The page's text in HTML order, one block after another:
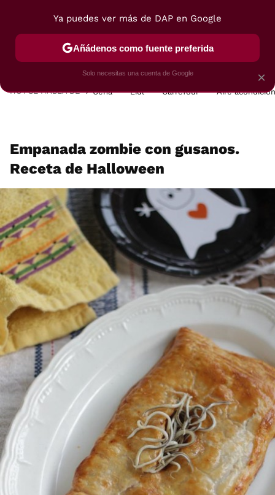
POSTRES VIAJES SELECCIÓN VEGUI
HOY SE HABLA DE Cena Lidl Carrefour Aire
Empanada zombie con gusanos.
Receta de Halloween
×
Ya puedes ver más de DAP en Google
Añádenos como fuente preferida
Solo necesitas una cuenta de Google